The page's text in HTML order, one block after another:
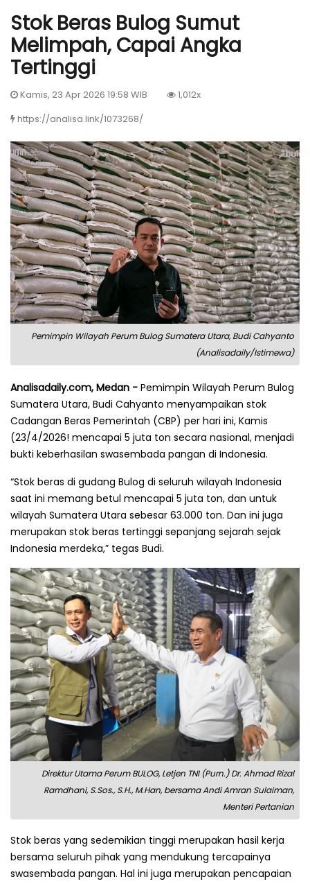
Stok Beras Bulog Sumut
Melimpah, Capai Angka
Tertinggi
Kamis, 23 Apr 2026 19:58 WIB
1,012x
https://analisa.link/1073268/
Pemimpin Wilayah Perum Bulog Sumatera Utara, Budi Cahyanto
(Analisadaily/Istimewa)
Analisadaily.com, Medan - Pemimpin Wilayah Perum Bulog
Sumatera Utara, Budi Cahyanto menyampaikan stok
Cadangan Beras Pemerintah (CBP) per hari ini, Kamis
(23/4/2026! mencapai 5 juta ton secara nasional, menjadi
bukti keberhasilan swasembada pangan di Indonesia.
“Stok beras di gudang Bulog di seluruh wilayah Indonesia
saat ini memang betul mencapai 5 juta ton, dan untuk
wilayah Sumatera Utara sebesar 63.000 ton. Dan ini juga
merupakan stok beras tertinggi sepanjang sejarah sejak
Indonesia merdeka,” tegas Budi.
Direktur Utama Perum BULOG, Letjen TNI (Purn.) Dr. Ahmad Rizal
Ramdhani, S.Sos., S.H., M.Han, bersama Andi Amran Sulaiman,
Menteri Pertanian
Stok beras yang sedemikian tinggi merupakan hasil kerja
bersama seluruh pihak yang mendukung tercapainya
swasembada pangan. Hal ini juga merupakan pencapaian